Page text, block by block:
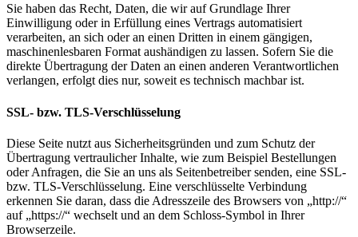
Sie haben das Recht, Daten, die wir auf Grundlage Ihrer
Einwilligung oder in Erfüllung eines Vertrags automatisiert
verarbeiten, an sich oder an einen Dritten in einem gängigen,
maschinenlesbaren Format aushändigen zu lassen. Sofern Sie die
direkte Übertragung der Daten an einen anderen Verantwortlichen
verlangen, erfolgt dies nur, soweit es technisch machbar ist.
SSL- bzw. TLS-Verschlüsselung
Diese Seite nutzt aus Sicherheitsgründen und zum Schutz der
Übertragung vertraulicher Inhalte, wie zum Beispiel Bestellungen
oder Anfragen, die Sie an uns als Seitenbetreiber senden, eine SSL-
bzw. TLS-Verschlüsselung. Eine verschlüsselte Verbindung
erkennen Sie daran, dass die Adresszeile des Browsers von „http://“
auf „https://“ wechselt und an dem Schloss-Symbol in Ihrer
Browserzeile.